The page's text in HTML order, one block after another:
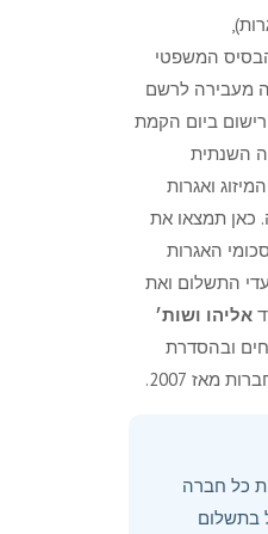
2001 הן הבסיס המשפטי
מעבירה לרשם
ביום הקמת
השנתית
ואגרות
כאן תמצאו את
האגרות
התשלום ואת
אליהו ושות׳
ובהסדרת
מאז 2007.
כל חברה
בתשלום